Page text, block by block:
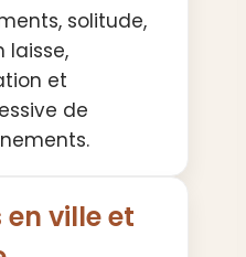
solitude,
laisse,
et
de
ville et